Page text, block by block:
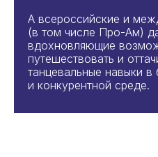
А всероссийские и
(в том числе Про-Ам)
вдохновляющие
путешествовать и
танцевальные навыки в
и конкурентной среде.